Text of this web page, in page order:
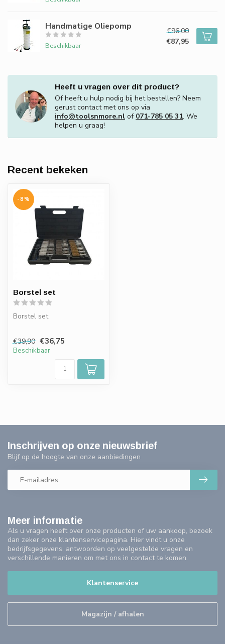
Handmatige Oliepomp
Beschikbaar
€96,00
€87,95
Heeft u vragen over dit product?
Of heeft u hulp nodig bij het bestellen? Neem
gerust contact met ons op via
info@toolsnmore.nl of 071-785 05 31. We
helpen u graag!
Recent bekeken
-8%
Borstel set
Borstel set
€39,90 €36,75
Beschikbaar
Meer informatie
Als u vragen heeft over onze producten of uw aankoop, bezoek
dan zeker onze klantenservicepagina. Hier vindt u onze
bedrijfsgegevens, antwoorden op veelgestelde vragen en
verschillende manieren om met ons in contact te komen.
Klantenservice
Magazijn / afhalen
Inschrijven op onze nieuwsbrief
Blijf op de hoogte van onze aanbiedingen